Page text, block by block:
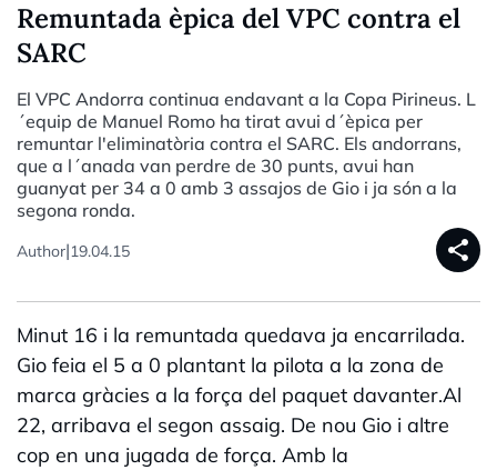
Remuntada èpica del VPC contra el
SARC
El VPC Andorra continua endavant a la Copa Pirineus. L
´equip de Manuel Romo ha tirat avui d´èpica per
remuntar l'eliminatòria contra el SARC. Els andorrans,
que a l´anada van perdre de 30 punts, avui han
guanyat per 34 a 0 amb 3 assajos de Gio i ja són a la
segona ronda.
Author|19.04.15 share
Minut 16 i la remuntada quedava ja encarrilada.
Gio feia el 5 a 0 plantant la pilota a la zona de
marca gràcies a la força del paquet davanter.Al
22, arribava el segon assaig. De nou Gio i altre
cop en una jugada de força. Amb la